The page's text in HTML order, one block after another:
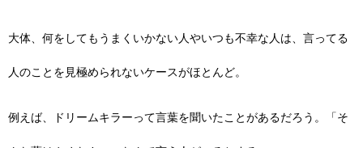
大体、何をしてもうまくいかない人やいつも不幸な人は、言ってる
人のことを見極められないケースがほとんど。
例えば、ドリームキラーって言葉を聞いたことがあるだろう。「そ